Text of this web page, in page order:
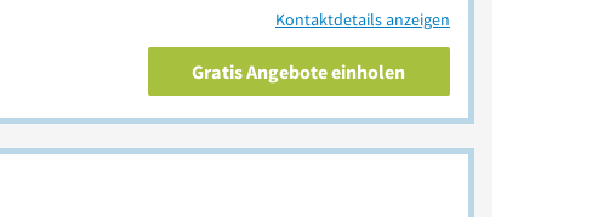
Kontaktdetails anzeigen
Gratis Angebote einholen